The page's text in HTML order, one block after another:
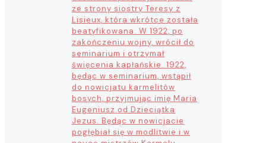
ze strony siostry Teresy z
Lisieux, która wkrótce została
beatyfikowana. W 1922, po
zakończeniu wojny, wrócił do
seminarium i otrzymał
święcenia kapłańskie. 1922,
będąc w seminarium, wstąpił
do nowicjatu karmelitów
bosych, przyjmując imię Maria
Eugeniusz od Dzieciątka
Jezus. Będąc w nowicjacie
pogłębiał się w modlitwie i w